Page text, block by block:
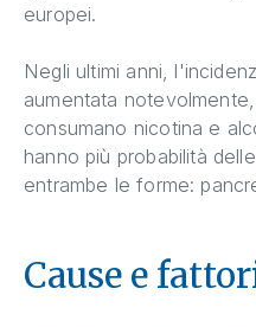
europei.
Negli ultimi anni,
aumentata
consumano nicotina e
hanno più probabilità
entrambe le forme:
Cause e